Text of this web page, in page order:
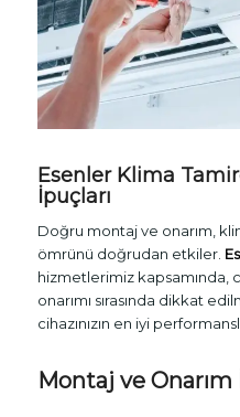
Esenler Klima
İpuçları
Doğru montaj ve onarım,
ömrünü doğrudan etkiler.
hizmetlerimiz kapsamında,
onarımı sırasında dikkat
cihazınızın en iyi
Montaj ve Onarım